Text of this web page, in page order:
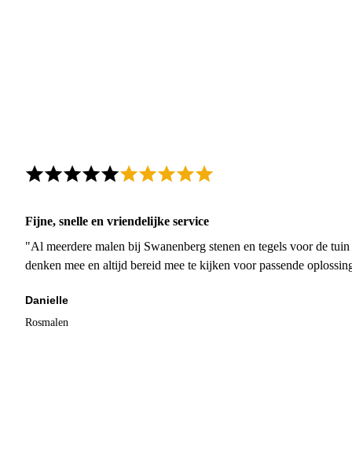
Fijne, snelle en vriendelijke service
"Al meerdere malen bij Swanenberg stenen en tegels voor de
denken mee en altijd bereid mee te kijken voor passende
Danielle
Rosmalen